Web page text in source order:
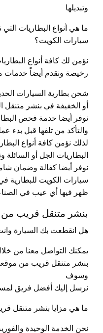
وتبديلها
ما هي أنواع البطاريات
سيارات الكويت؟
نؤمن لك كافة أنواع
رخيصة ونقدم أيضاً خدمات
شحن بطارية السيارات
أو الخفيفة في بنشر متنقل
نوفر أيضا خدمة فحص
والتأكد من تلفها قبل بدء
لذلك نؤمن كافة أنواع
البطاريات الجل أو السائلة
نوفر أيضا كفالة وضمان
سيارات الكويت للبطارية
ظهر فيها أي عيب في
بنشر متنقل قريب
هل انقطعت بك السيارة
يمكنك التواصل معنا من
بنشر متنقل قريب من
وسوف
نرسل إليك أفضل فريق
ما هي مزايا بنشر متنقل
نحن الخدمة الوحيدة